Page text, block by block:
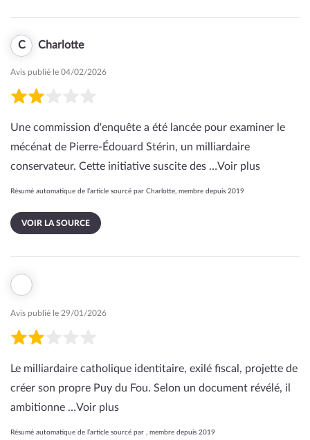
C Charlotte
Avis publié le 04/02/2026
Une commission d'enquête a été lancée pour examiner le
mécénat de Pierre-Édouard Stérin, un milliardaire
conservateur. Cette initiative suscite des …Voir plus
Résumé automatique de l’article sourcé par Charlotte, membre depuis 2019
VOIR LA SOURCE
Avis publié le 29/01/2026
Le milliardaire catholique identitaire, exilé fiscal, projette de
créer son propre Puy du Fou. Selon un document révélé, il
ambitionne …Voir plus
Résumé automatique de l’article sourcé par , membre depuis 2019